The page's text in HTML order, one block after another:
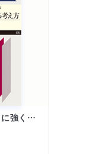
カードゲームで本当に強くなる考え方